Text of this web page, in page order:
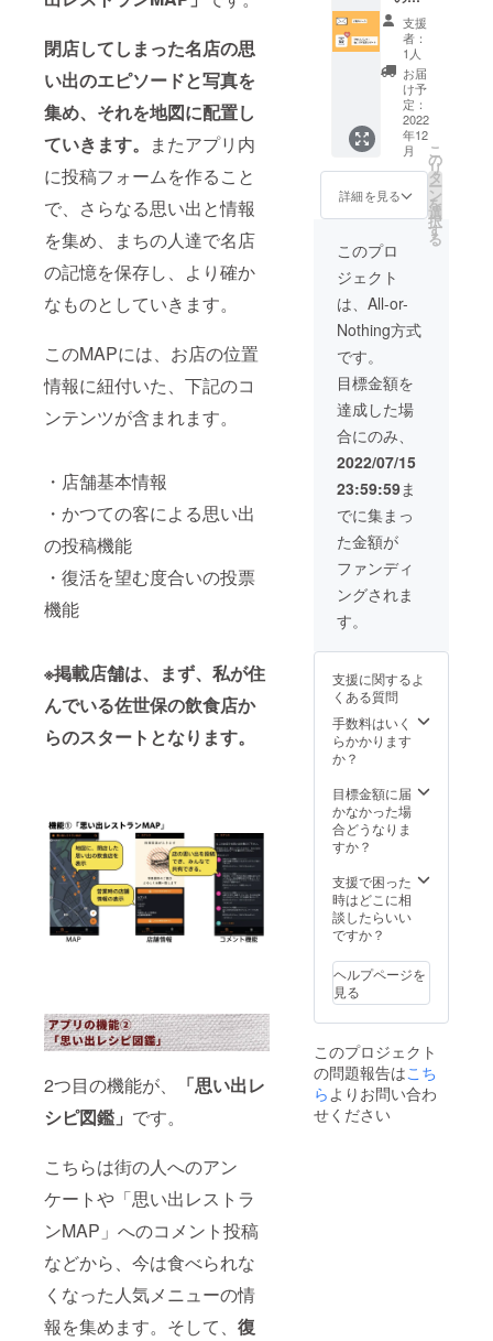
閉店してしまった名店の思
い出のエピソードと写真を
集め、それを地図に配置し
ていきます。 またアプリ内
に投稿フォームを作ること
で、さらなる思い出と情報
を集め、まちの人達で名店
の記憶を保存し、より確か
なものとしていきます。
このMAPには、お店の位置
情報に紐付いた、下記のコ
ンテンツが含まれます。
・店舗基本情報
・かつての客による思い出
の投稿機能
・復活を望む度合いの投票
機能
※掲載店舗は、まず、私が住
んでいる佐世保の飲食店か
らのスタートとなります。
2つ目の機能が、
「思い出レ
シピ図鑑」 です。
こちらは街の人へのアン
ケートや「思い出レストラ
ンMAP」へのコメント投稿
などから、今は食べられな
くなった人気メニューの情
報を集めます。そして、 復
は、変
更をお
願いす
る場合
があり
ます。
※ご希
望のク
レジッ
ト記載
名を
「備考
欄」に
ご記入
くださ
い。※公
序良俗
や、本
に相応
しくな
断した
更をお
願いす
る場合
があり
ます。
んバン
ク」展
開のサ
ポート
プラン
のメー
ル ・
「のれ
んバン
ク」
ベータ
先行ア
クセス
権 ・佐
世保以
外のエ
リアで
ンク」
の立ち
上げを
支援し
ます。
（アプ
リの
ソース
コード
などの
共
有 /
開発中
Github
クセ
ス /
市民の
名店の
ノウハ
ウなど
の共
アプリ
作成の
代行で
はな
ソース
コード
と立ち
上げノ
の共有
によ
る、立
ち上げ
支援と
支援
者：
1人
お届
け予
定：
2022
年12
月
詳細を見る
こ
の
リ
タ
ー
ン
を
選
択
す
る
このプロ
ジェクト
は、All-or-
Nothing方式
です。
目標金額を
達成した場
合にのみ、
2022/07/15
23:59:59ま
でに集まっ
た金額が
ファンディ
ングされま
す。
支援に関するよ
くある質問
手数料はいく
らかかります
か？
目標金額に届
かなかった場
合どうなりま
すか？
支援で困った
時はどこに相
談したらいい
ですか？
ヘルプページを
見る
このプロジェクト
の問題報告はこち
らよりお問い合わ
せください